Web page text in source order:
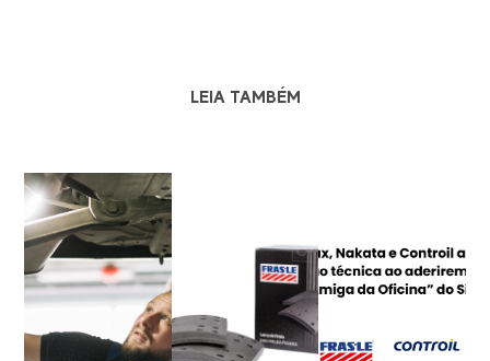
LEIA TAMBÉM